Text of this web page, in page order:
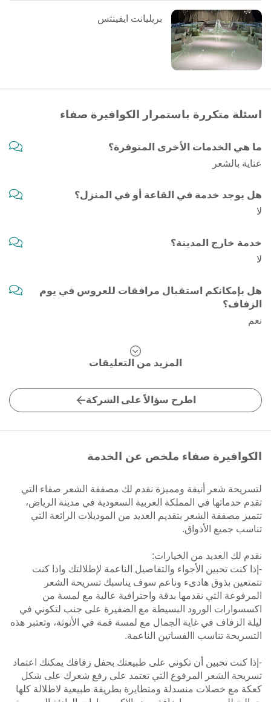
بريليانت ايفينتس
اسئلة متكررة باستمرار الكوافيرة صفاء
ما هي الخدمات الأخرى المتوفرة؟
عناية بالشعر
هل يوجد خدمة في القاعة أو في المنزل؟
لا
خدمة خارج المدينة؟
لا
هل بإمكانكم استقبال مرافقات للعروس في يوم
الزفاف؟
نعم
المزيد من التعليقات
اطرح سؤالاً على الشركة
الكوافيرة صفاء ملخص عن الخدمة
لتسريحة شعر أنيقة ومميزة نقدم لك مصففة الشعر صفاء التي
تقدم خدماتها في المملكة العربية السعودية في مدينة الرياض،
تتميز مصففة الشعر بتقديم العديد من الموديلات الرائعة التي
تناسب جميع الأذواق.
نقدم لك العديد من الخيارات:
-إذا كنت تحبين الأجواء والتفاصيل الناعمة لإطلالتك واذا كنت
تتمتعين بذوق هادىء وناعم سوف يناسبك تسريحة الشعر
المرفوعة التي نقدمها بدقة واحترافية عالية مع لمسة من
اكسسوارات الورود البسيطة مع الضفيرة على جنب لتكوني في
ليلة الزفاف في غاية الجمال مع لمسة قمة في الأنوثة، وتعتبر هذه
التسريحة تناسب االفساتين الناعمة.
-إذا كنت تحبين أن تكوني على طبيعتك بحفل زفافك يمكنك اعتماد
تسريحة الشعر المرفوع التي تعتمد على رفع شعرك على شكل
كعكة مع خصلات منسدلة ومتطايرة بطريقة طبيعية لاطلالة كلها